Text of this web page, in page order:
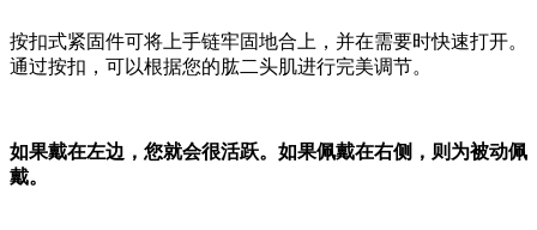
按扣式紧固件可将上手链牢固地合上，并在需要时快速打开。
通过按扣，可以根据您的肱二头肌进行完美调节。
如果戴在左边，您就会很活跃。如果佩戴在右侧，则为被动佩
戴。